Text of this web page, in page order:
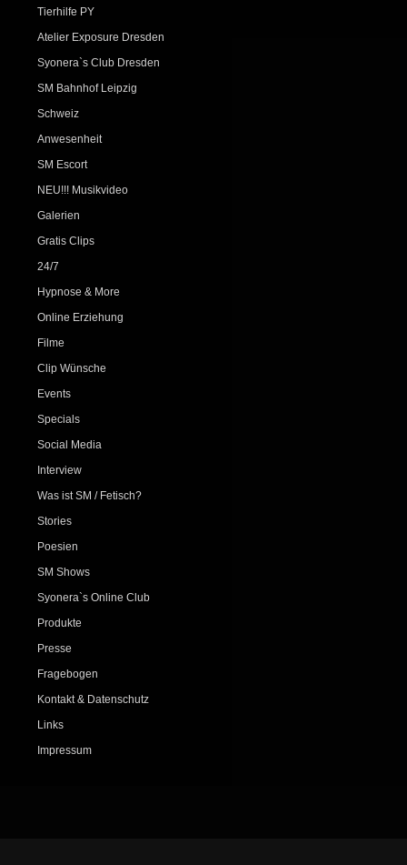
Tierhilfe PY
Atelier Exposure Dresden
Syonera`s Club Dresden
SM Bahnhof Leipzig
Schweiz
Anwesenheit
SM Escort
NEU!!! Musikvideo
Galerien
Gratis Clips
24/7
Hypnose & More
Online Erziehung
Filme
Clip Wünsche
Events
Specials
Social Media
Interview
Was ist SM / Fetisch?
Stories
Poesien
SM Shows
Syonera`s Online Club
Produkte
Presse
Fragebogen
Kontakt & Datenschutz
Links
Impressum